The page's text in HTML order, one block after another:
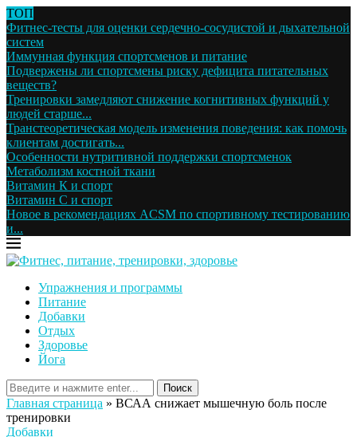
ТОП
Фитнес-тесты для оценки сердечно-сосудистой и дыхательной
систем
Иммунная функция спортсменов и питание
Подвержены ли спортсмены риску дефицита питательных
веществ?
Тренировки замедляют снижение когнитивных функций у
людей старше...
Транстеоретическая модель изменения поведения: как помочь
клиентам достигать...
Особенности нутритивной поддержки спортсменок
Метаболизм костной ткани
Витамин К и спорт
Витамин С и спорт
Новое в рекомендациях ACSM по спортивному тестированию
и...
Упражнения и программы
Питание
Добавки
Отдых
Здоровье
Йога
Поиск
Главная страница » ВСАА снижает мышечную боль после
тренировки
Добавки